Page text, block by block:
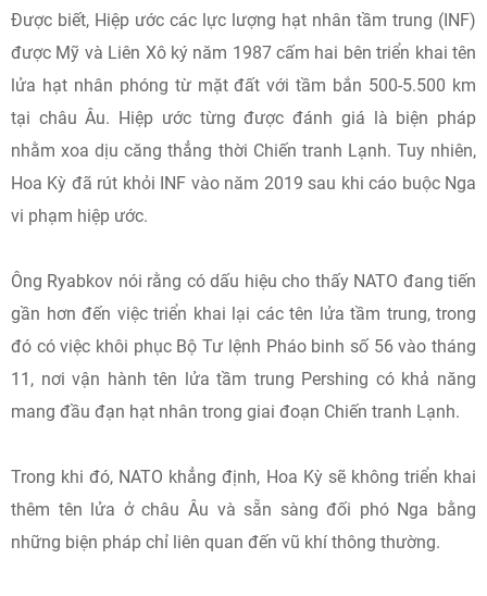
Được biết, Hiệp ước các lực lượng hạt nhân tầm trung (INF)
được Mỹ và Liên Xô ký năm 1987 cấm hai bên triển khai tên
lửa hạt nhân phóng từ mặt đất với tầm bắn 500-5.500 km
tại châu Âu. Hiệp ước từng được đánh giá là biện pháp
nhằm xoa dịu căng thẳng thời Chiến tranh Lạnh. Tuy nhiên,
Hoa Kỳ đã rút khỏi INF vào năm 2019 sau khi cáo buộc Nga
vi phạm hiệp ước.
Ông Ryabkov nói rằng có dấu hiệu cho thấy NATO đang tiến
gần hơn đến việc triển khai lại các tên lửa tầm trung, trong
đó có việc khôi phục Bộ Tư lệnh Pháo binh số 56 vào tháng
11, nơi vận hành tên lửa tầm trung Pershing có khả năng
mang đầu đạn hạt nhân trong giai đoạn Chiến tranh Lạnh.
Trong khi đó, NATO khẳng định, Hoa Kỳ sẽ không triển khai
thêm tên lửa ở châu Âu và sẵn sàng đối phó Nga bằng
những biện pháp chỉ liên quan đến vũ khí thông thường.